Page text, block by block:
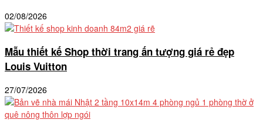
02/08/2026
Mẫu thiết kế Shop thời trang ấn tượng giá rẻ đẹp
Louis Vuitton
27/07/2026